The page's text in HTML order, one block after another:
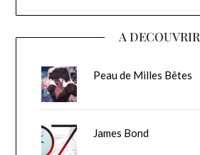
A DECOUVRIR
Peau de Milles Bêtes
James Bond